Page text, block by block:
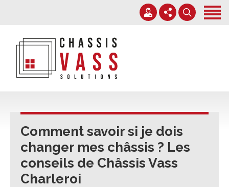
Nos chantiers
Expertise
+32 71 38 38 70
Comment savoir si je dois
changer mes châssis ? Les
conseils de Châssis Vass
Charleroi